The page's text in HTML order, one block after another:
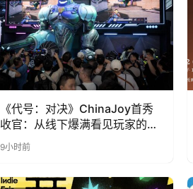
《代号：对决》ChinaJoy首秀
收官：从线下爆满看见玩家的真
实期待
9小时前